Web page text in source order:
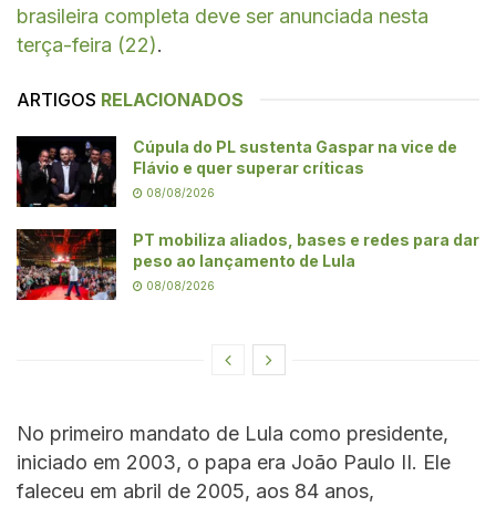
brasileira completa deve ser anunciada nesta
terça-feira (22).
ARTIGOS RELACIONADOS
Cúpula do PL sustenta Gaspar na vice de
Flávio e quer superar críticas
08/08/2026
PT mobiliza aliados, bases e redes para dar
peso ao lançamento de Lula
08/08/2026
No primeiro mandato de Lula como presidente,
iniciado em 2003, o papa era João Paulo II. Ele
faleceu em abril de 2005, aos 84 anos,